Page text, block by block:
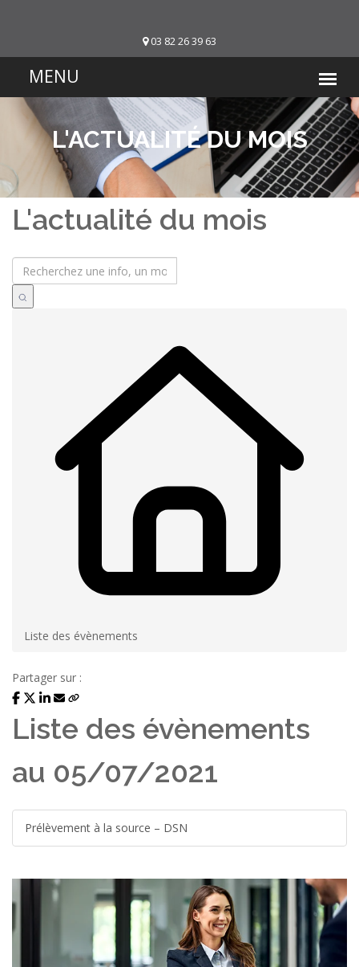
03 82 26 39 63
L'ACTUALITÉ DU MOIS
L'actualité du mois
Liste des évènements
Partager sur :
Liste des évènements
au 05/07/2021
Prélèvement à la source – DSN